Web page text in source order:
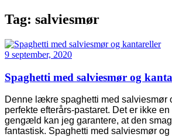
Tag: salviesmør
9 september, 2020
Spaghetti med salviesmør og
Denne lækre spaghetti med salviesmør
perfekte efterårs-pastaret. Det er ikke en
gengæld kan jeg garantere, at den
fantastisk. Spaghetti med salviesmør